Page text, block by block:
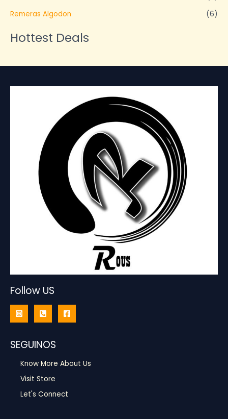
Remeras Algodon
(6)
Hottest Deals
Follow US
SEGUINOS
Know More About Us
Visit Store
Let's Connect